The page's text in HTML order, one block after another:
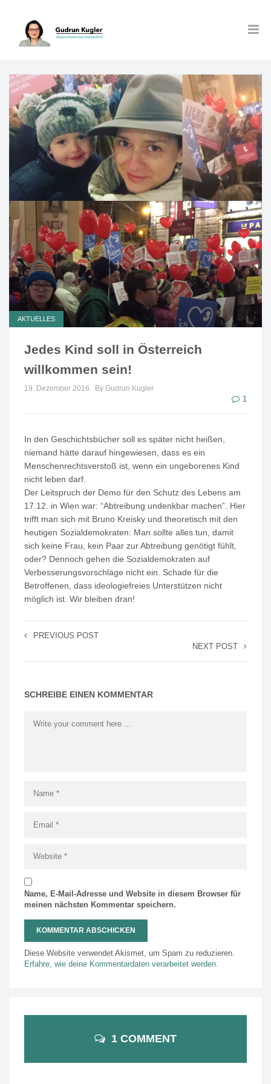
AKTUELLES
Jedes Kind soll in Österreich
willkommen sein!
19. Dezember 2016 By Gudrun Kugler
1
In den Geschichtsbücher soll es später nicht heißen,
niemand hätte darauf hingewiesen, dass es ein
Menschenrechtsverstoß ist, wenn ein ungeborenes Kind
nicht leben darf.
Der Leitspruch der Demo für den Schutz des Lebens am
17.12. in Wien war: “Abtreibung undenkbar machen”. Hier
trifft man sich mit Bruno Kreisky und theoretisch mit den
heutigen Sozialdemokraten: Man sollte alles tun, damit
sich keine Frau, kein Paar zur Abtreibung genötigt fühlt,
oder? Dennoch gehen die Sozialdemokraten auf
Verbesserungsvorschläge nicht ein. Schade für die
Betroffenen, dass ideologiefreies Unterstützen nicht
möglich ist. Wir bleiben dran!
PREVIOUS POST
NEXT POST
SCHREIBE EINEN KOMMENTAR
Name, E-Mail-Adresse und Website in diesem Browser für
meinen nächsten Kommentar speichern.
Diese Website verwendet Akismet, um Spam zu reduzieren.
Erfahre, wie deine Kommentardaten verarbeitet werden.
1 COMMENT